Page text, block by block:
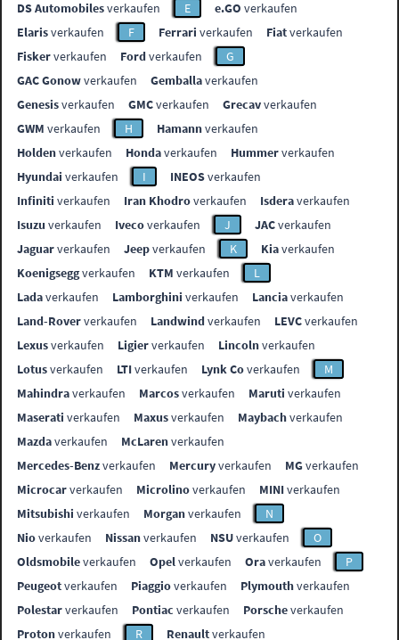
DS Automobilesverkaufen E e.GO verkaufen
Elarisverkaufen F Ferrari verkaufen Fiatverkaufen
Fiskerverkaufen Fordverkaufen
G
GAC Gonowverkaufen Gemballaverkaufen
Genesisverkaufen GMCverkaufen Grecavverkaufen
GWM verkaufen H Hamannverkaufen
Holdenverkaufen Hondaverkaufen Hummerverkaufen
Hyundai verkaufen I INEOSverkaufen
Infiniti verkaufen Iran Khodroverkaufen Isderaverkaufen
Isuzu verkaufen Ivecoverkaufen J JACverkaufen
Jaguarverkaufen Jeepverkaufen K Kiaverkaufen
Koenigseggverkaufen KTM verkaufen
L
Ladaverkaufen Lamborghini verkaufen Lanciaverkaufen
Land-Roververkaufen Landwindverkaufen LEVCverkaufen
Lexusverkaufen Ligierverkaufen Lincolnverkaufen
Lotusverkaufen LTIverkaufen Lynk Coverkaufen
M
Mahindraverkaufen Marcosverkaufen Maruti verkaufen
Maserati verkaufen Maxusverkaufen Maybachverkaufen
Mazdaverkaufen McLarenverkaufen
Mercedes-Benzverkaufen Mercuryverkaufen MGverkaufen
Microcarverkaufen Microlinoverkaufen MINIverkaufen
Mitsubishi verkaufen Morganverkaufen
N
Nioverkaufen Nissanverkaufen NSUverkaufen
O
Oldsmobileverkaufen Opelverkaufen Oraverkaufen
P
Peugeotverkaufen Piaggioverkaufen Plymouthverkaufen
Polestarverkaufen Pontiac verkaufen Porscheverkaufen
Protonverkaufen R Renaultverkaufen